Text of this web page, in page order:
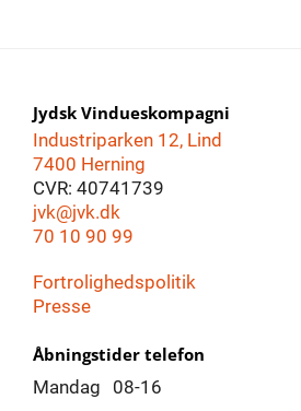
Jydsk Vindueskompagni
Industriparken 12, Lind
7400 Herning
CVR: 40741739
jvk@jvk.dk
70 10 90 99
Fortrolighedspolitik
Presse
Åbningstider telefon
Mandag
08-16